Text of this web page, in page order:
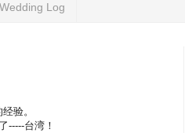
Log
验。
-----台湾！